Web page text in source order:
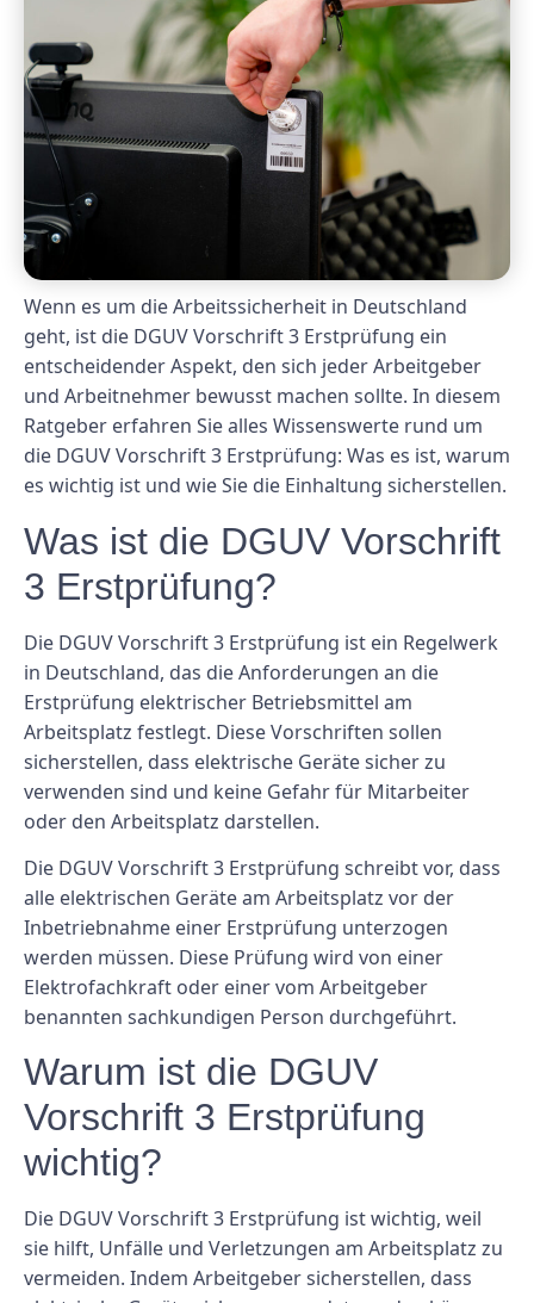
Wenn es um die Arbeitssicherheit in Deutschland
geht, ist die DGUV Vorschrift 3 Erstprüfung ein
entscheidender Aspekt, den sich jeder Arbeitgeber
und Arbeitnehmer bewusst machen sollte. In diesem
Ratgeber erfahren Sie alles Wissenswerte rund um
die DGUV Vorschrift 3 Erstprüfung: Was es ist, warum
es wichtig ist und wie Sie die Einhaltung sicherstellen.
Was ist die DGUV Vorschrift
3 Erstprüfung?
Die DGUV Vorschrift 3 Erstprüfung ist ein Regelwerk
in Deutschland, das die Anforderungen an die
Erstprüfung elektrischer Betriebsmittel am
Arbeitsplatz festlegt. Diese Vorschriften sollen
sicherstellen, dass elektrische Geräte sicher zu
verwenden sind und keine Gefahr für Mitarbeiter
oder den Arbeitsplatz darstellen.
Die DGUV Vorschrift 3 Erstprüfung schreibt vor, dass
alle elektrischen Geräte am Arbeitsplatz vor der
Inbetriebnahme einer Erstprüfung unterzogen
werden müssen. Diese Prüfung wird von einer
Elektrofachkraft oder einer vom Arbeitgeber
benannten sachkundigen Person durchgeführt.
Warum ist die DGUV
Vorschrift 3 Erstprüfung
wichtig?
Die DGUV Vorschrift 3 Erstprüfung ist wichtig, weil
sie hilft, Unfälle und Verletzungen am Arbeitsplatz zu
vermeiden. Indem Arbeitgeber sicherstellen, dass